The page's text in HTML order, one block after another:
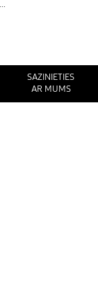
SAZINIETIES
AR MUMS